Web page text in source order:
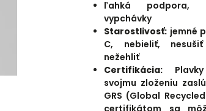
ľahká podpora,
vypchávky
Starostlivosť: jemné
C, nebieliť,
nežehliť
Certifikácia:
svojmu zloženiu
GRS (Global
certifikátom sa